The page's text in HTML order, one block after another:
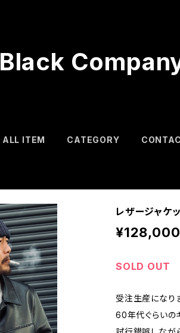
Black
ALL ITEM CATEGORY
レザージャケッ
¥128,000
SOLD OUT
受注生産になり
60年代ぐらいの